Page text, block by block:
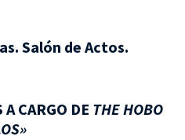
Salón de Actos.
CARGO DE THE HOBO